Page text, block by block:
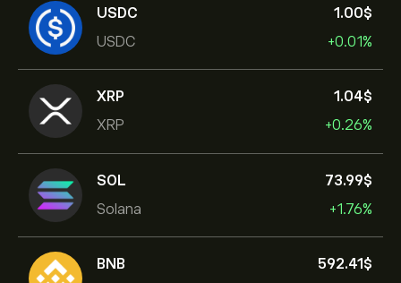
USDC
USDC
1.00‎$‎
+0.01%
XRP
XRP
1.04‎$‎
+0.26%
SOL
Solana
73.99‎$‎
+1.76%
BNB
592.41‎$‎